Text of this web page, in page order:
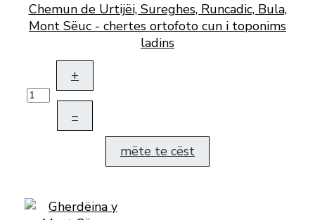
Chemun de Urtijëi, Sureghes, Runcadic, Bula,
Mont Sëuc - chertes ortofoto cun i toponims
ladins
+
–
mëte te cëst